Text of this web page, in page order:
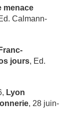
menace
Calmann-
jours, Ed.
Lyon
, 28 juin-